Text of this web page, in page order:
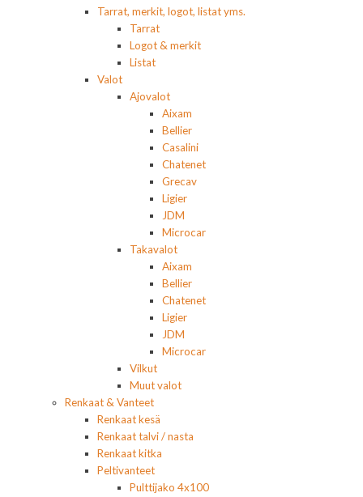
Tarrat, merkit, logot, listat yms.
Tarrat
Logot & merkit
Listat
Valot
Ajovalot
Aixam
Bellier
Casalini
Chatenet
Grecav
Ligier
JDM
Microcar
Takavalot
Aixam
Bellier
Chatenet
Ligier
JDM
Microcar
Vilkut
Muut valot
Renkaat & Vanteet
Renkaat kesä
Renkaat talvi / nasta
Renkaat kitka
Peltivanteet
Pulttijako 4x100